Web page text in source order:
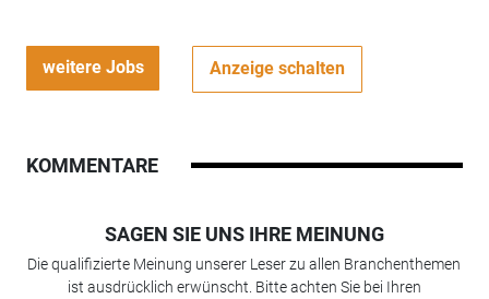
weitere Jobs Anzeige schalten
KOMMENTARE
SAGEN SIE UNS IHRE MEINUNG
Die qualifizierte Meinung unserer Leser zu allen Branchenthemen
ist ausdrücklich erwünscht. Bitte achten Sie bei Ihren